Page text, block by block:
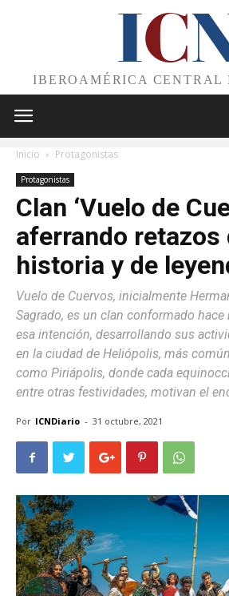
IC
IBEROAMÉRICA CENTRAL
Inicio Protagonistas
Protagonistas
Clan ‘Vuelo de
aferrando retazos
historia y de
Vuelo de Cuervos, inicialmente
Sagrado, es un clan conformado
esa intención, desarrollando sus
en la ciudad de Heliópolis, más
como Piriápolis, donde cada
entre otras festividades, motivan el
Por ICNDiario - 31 octubre, 2021